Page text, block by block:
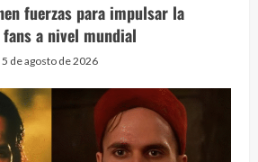
fuerzas para impulsar la
a nivel mundial
5 de agosto de 2026